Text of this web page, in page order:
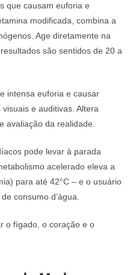
que causam euforia e
modificada, combina a
Age diretamente na
são sentidos de 20 a
intensa euforia e causar
e auditivas. Altera
avaliação da realidade.
pode levar à parada
acelerado eleva a
para até 42°C – e o usuário
consumo d’água.
o fígado, o coração e o